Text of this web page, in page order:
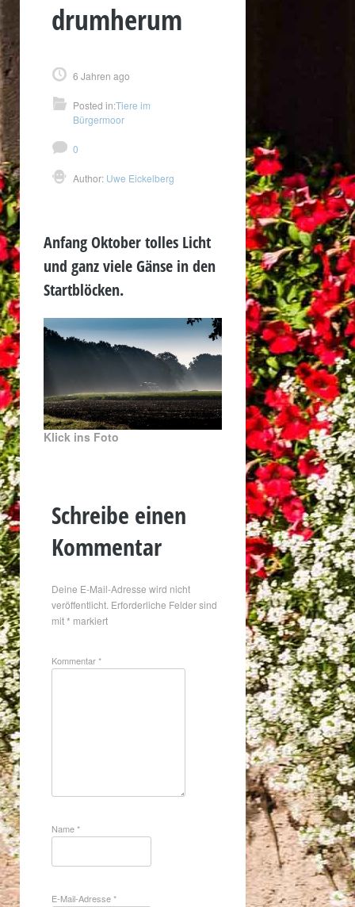
drumherum
6 Jahren ago
Posted in:Tiere im
Bürgermoor
0
Author: Uwe Eickelberg
Anfang Oktober tolles Licht
und ganz viele Gänse in den
Startblöcken.
Klick ins Foto
Schreibe einen
Kommentar
Deine E-Mail-Adresse wird nicht
veröffentlicht. Erforderliche Felder sind
mit* markiert
Kommentar*
Name*
E-Mail-Adresse*